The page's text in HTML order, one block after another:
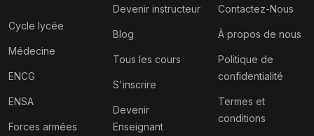
Cycle lycée
Médecine
ENCG
ENSA
Forces armées
Devenir instructeur
Blog
Tous les cours
S'inscrire
Devenir
Enseignant
Contactez-Nous
À propos de nous
Politique de
confidentialité
Termes et
conditions